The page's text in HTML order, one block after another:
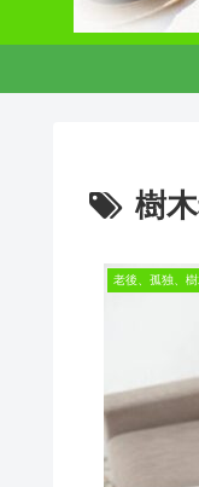
樹
老後、孤独、